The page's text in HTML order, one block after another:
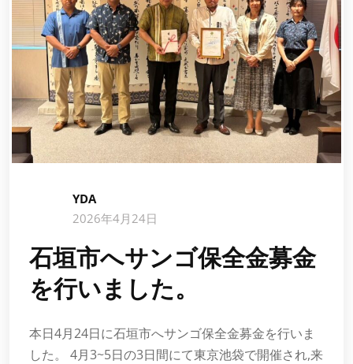
YDA
2026年4月24日
石垣市へサンゴ保全金募金
を行いました。
本日4月24日に石垣市へサンゴ保全金募金を行いま
した。 4月3~5日の3日間にて東京池袋で開催され,来